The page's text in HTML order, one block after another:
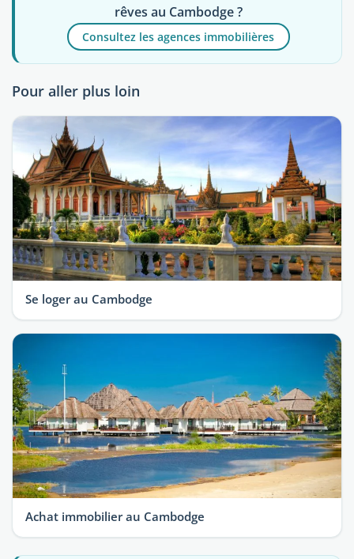
rêves au Cambodge ?
Consultez les agences immobilières
Pour aller plus loin
Se loger au Cambodge
Achat immobilier au Cambodge